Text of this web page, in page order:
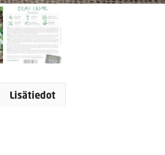
Lisätiedot